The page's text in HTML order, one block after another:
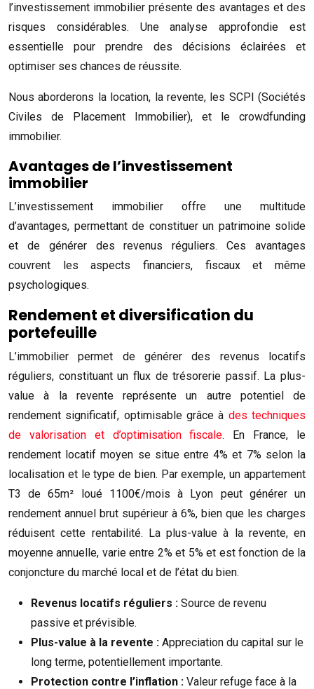
l’investissement immobilier présente des avantages et des
risques considérables. Une analyse approfondie est
essentielle pour prendre des décisions éclairées et
optimiser ses chances de réussite.
Nous aborderons la location, la revente, les SCPI (Sociétés
Civiles de Placement Immobilier), et le crowdfunding
immobilier.
Avantages de l’investissement
immobilier
L’investissement immobilier offre une multitude
d’avantages, permettant de constituer un patrimoine solide
et de générer des revenus réguliers. Ces avantages
couvrent les aspects financiers, fiscaux et même
psychologiques.
Rendement et diversification du
portefeuille
L’immobilier permet de générer des revenus locatifs
réguliers, constituant un flux de trésorerie passif. La plus-
value à la revente représente un autre potentiel de
rendement significatif, optimisable grâce à des techniques
de valorisation et d’optimisation fiscale. En France, le
rendement locatif moyen se situe entre 4% et 7% selon la
localisation et le type de bien. Par exemple, un appartement
T3 de 65m² loué 1100€/mois à Lyon peut générer un
rendement annuel brut supérieur à 6%, bien que les charges
réduisent cette rentabilité. La plus-value à la revente, en
moyenne annuelle, varie entre 2% et 5% et est fonction de la
conjoncture du marché local et de l’état du bien.
Revenus locatifs réguliers : Source de revenu
passive et prévisible.
Plus-value à la revente : Appreciation du capital sur le
long terme, potentiellement importante.
Protection contre l’inflation : Valeur refuge face à la